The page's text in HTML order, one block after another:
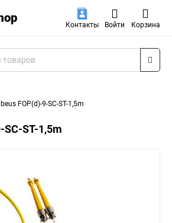
Контакты Войти Корзина
FOP(d)-9-SC-ST-1,5m
SC-ST-1,5m